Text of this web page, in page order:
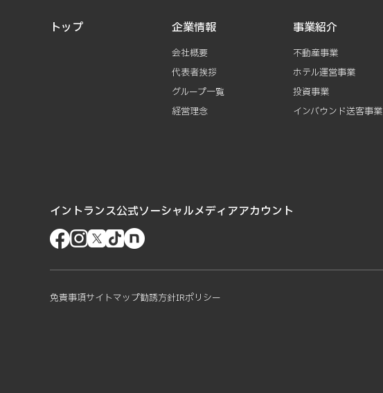
トップ 企業情報
会社概要
代表者挨拶
グループ一覧
経営理念
事業紹介
不動産事業
ホテル運営事業
投資事業
インバウンド送客事業
イントランス公式ソーシャルメディアアカウント
免責事項サイトマップ勧誘方針IRポリシー